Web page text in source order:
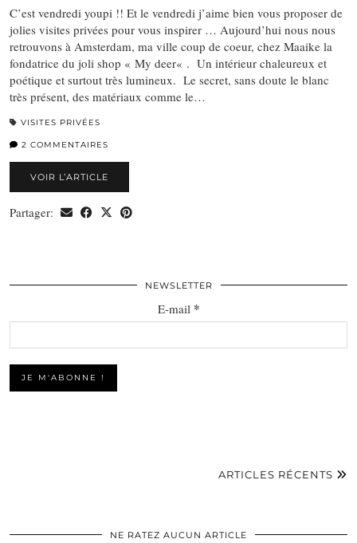
C’est vendredi youpi !! Et le vendredi j’aime bien vous proposer de
jolies visites privées pour vous inspirer … Aujourd’hui nous nous
retrouvons à Amsterdam, ma ville coup de coeur, chez Maaike la
fondatrice du joli shop « My deer« . Un intérieur chaleureux et
poétique et surtout très lumineux. Le secret, sans doute le blanc
très présent, des matériaux comme le…
VISITES PRIVÉES
2 COMMENTAIRES
VOIR L’ARTICLE
Partager:
NEWSLETTER
E-mail *
ARTICLES RÉCENTS
NE RATEZ AUCUN ARTICLE